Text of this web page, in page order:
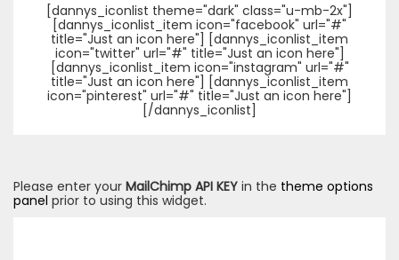
[dannys_iconlist theme="dark" class="u-mb-2x"]
[dannys_iconlist_item icon="facebook" url="#"
title="Just an icon here"] [dannys_iconlist_item
icon="twitter" url="#" title="Just an icon here"]
[dannys_iconlist_item icon="instagram" url="#"
title="Just an icon here"] [dannys_iconlist_item
icon="pinterest" url="#" title="Just an icon here"]
[/dannys_iconlist]
Please enter your MailChimp API KEY in the theme options
panel prior to using this widget.